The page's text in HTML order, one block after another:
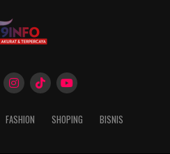
FASHION SHOPING BISNIS